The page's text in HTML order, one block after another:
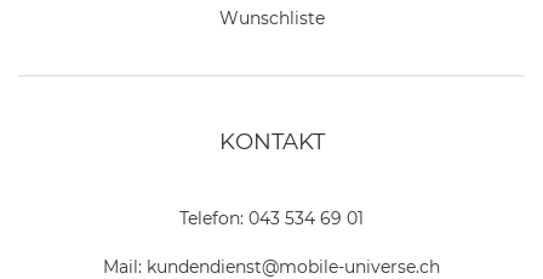
Wunschliste
KONTAKT
Telefon: 043 534 69 01
Mail: kundendienst@mobile-universe.ch